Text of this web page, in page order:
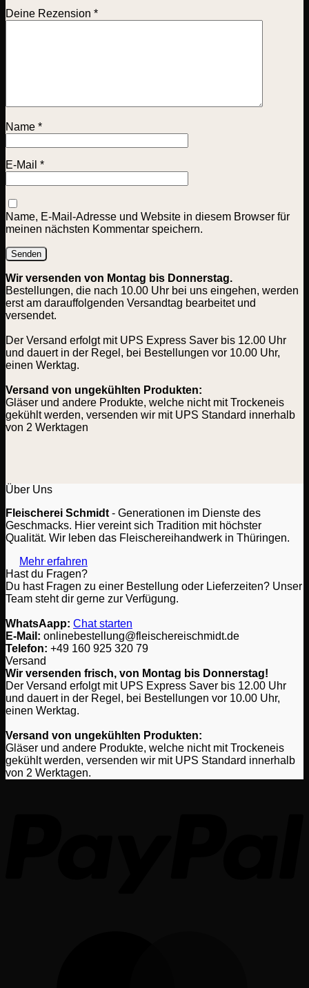
Deine Rezension *
Name *
E-Mail *
Name, E-Mail-Adresse und Website in diesem Browser für
meinen nächsten Kommentar speichern.
Wir versenden von Montag bis Donnerstag.
Bestellungen, die nach 10.00 Uhr bei uns eingehen, werden
erst am darauffolgenden Versandtag bearbeitet und
versendet.
Der Versand erfolgt mit UPS Express Saver bis 12.00 Uhr
und dauert in der Regel, bei Bestellungen vor 10.00 Uhr,
einen Werktag.
Versand von ungekühlten Produkten:
Gläser und andere Produkte, welche nicht mit Trockeneis
gekühlt werden, versenden wir mit UPS Standard innerhalb
von 2 Werktagen
Über Uns
Fleischerei Schmidt - Generationen im Dienste des
Geschmacks. Hier vereint sich Tradition mit höchster
Qualität. Wir leben das Fleischereihandwerk in Thüringen.
Mehr erfahren
Hast du Fragen?
Du hast Fragen zu einer Bestellung oder Lieferzeiten? Unser
Team steht dir gerne zur Verfügung.
WhatsAapp: Chat starten
E-Mail: onlinebestellung@fleischereischmidt.de
Telefon: ‎+49 160 925 320 79
Versand
Wir versenden frisch, von Montag bis Donnerstag!
Der Versand erfolgt mit UPS Express Saver bis 12.00 Uhr
und dauert in der Regel, bei Bestellungen vor 10.00 Uhr,
einen Werktag.
Versand von ungekühlten Produkten:
Gläser und andere Produkte, welche nicht mit Trockeneis
gekühlt werden, versenden wir mit UPS Standard innerhalb
von 2 Werktagen.